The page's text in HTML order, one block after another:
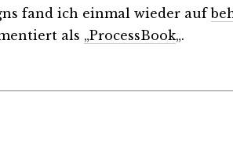
fand ich einmal wieder auf
als „ProcessBook„.